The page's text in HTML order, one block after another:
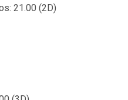
21.00 (2D)